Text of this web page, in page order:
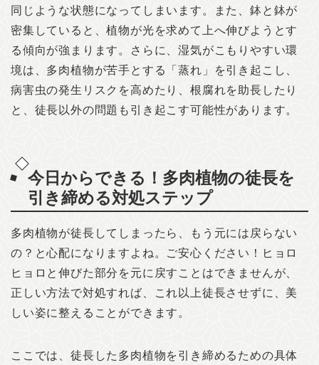
同じような状態になってしまいます。また、鉢と鉢が
密集していると、植物が光を求めて上へ伸びようとす
る傾向が強まります。さらに、湿気がこもりやすい環
境は、多肉植物が苦手とする「蒸れ」を引き起こし、
病害虫の発生リスクを高めたり、根腐れを助長したり
と、徒長以外の問題も引き起こす可能性があります。
今日からできる！多肉植物の徒長を
引き締める対処ステップ
多肉植物が徒長してしまったら、もう元には戻らない
の？と心配になりますよね。ご安心ください！ヒョロ
ヒョロと伸びた部分を元に戻すことはできませんが、
正しい方法で対処すれば、これ以上徒長させずに、美
しい姿に整えることができます。
ここでは、徒長した多肉植物を引き締めるための具体